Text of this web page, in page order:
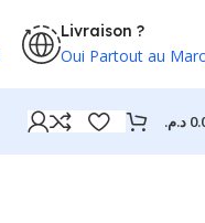
Livraison ?
Oui Partout au
د.م.